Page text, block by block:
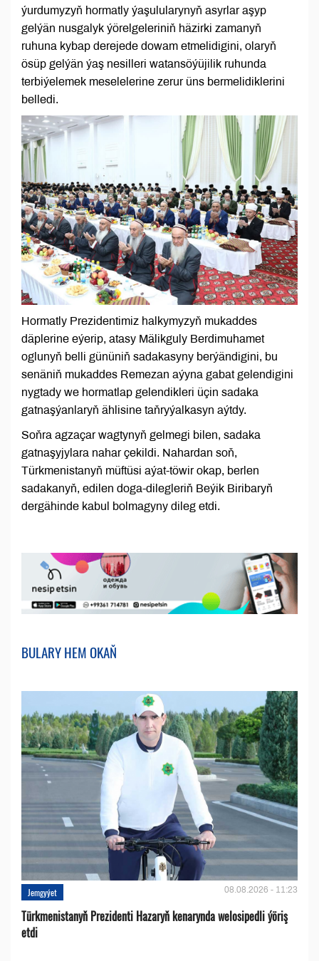
ýurdumyzyň hormatly ýaşulularynyň asyrlar aşyp
gelýän nusgalyk ýörelgeleriniň häzirki zamanyň
ruhuna kybap derejede dowam etmelidigini, olaryň
ösüp gelýän ýaş nesilleri watansöýüjilik ruhunda
terbiýelemek meselelerine zerur üns bermelidiklerini
belledi.
Hormatly Prezidentimiz halkymyzyň mukaddes
däplerine eýerip, atasy Mälikguly Berdimuhamet
oglunyň belli gününiň sadakasyny berýändigini, bu
senäniň mukaddes Remezan aýyna gabat gelendigini
nygtady we hormatlap gelendikleri üçin sadaka
gatnaşýanlaryň ählisine taňryýalkasyn aýtdy.
Soňra agzaçar wagtynyň gelmegi bilen, sadaka
gatnaşyjylara nahar çekildi. Nahardan soň,
Türkmenistanyň müftüsi aýat-töwir okap, berlen
sadakanyň, edilen doga-dilegleriň Beýik Biribaryň
dergähinde kabul bolmagyny dileg etdi.
BULARY HEM OKAŇ
Jemgyýet 08.08.2026 - 11:23
Türkmenistanyň Prezidenti Hazaryň kenarynda welosipedli ýöriş
etdi